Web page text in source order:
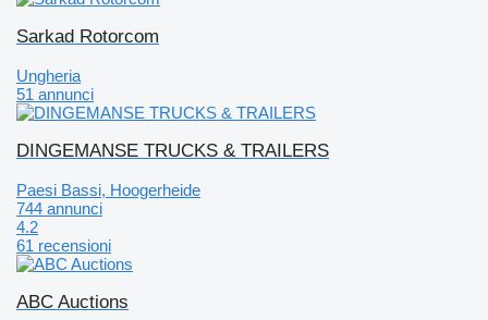
Sarkad Rotorcom
Ungheria
51 annunci
DINGEMANSE TRUCKS & TRAILERS
Paesi Bassi, Hoogerheide
744 annunci
4.2
61 recensioni
ABC Auctions